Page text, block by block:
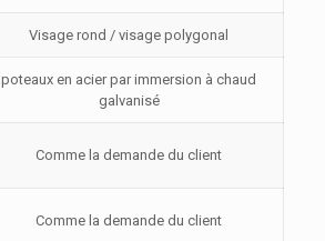
Visage rond / visage polygonal
poteaux en acier par immersion à chaud
galvanisé
Comme la demande du client
Comme la demande du client